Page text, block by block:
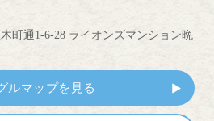
町通1-6-28 ライオンズマンション晩
ルマップを見る